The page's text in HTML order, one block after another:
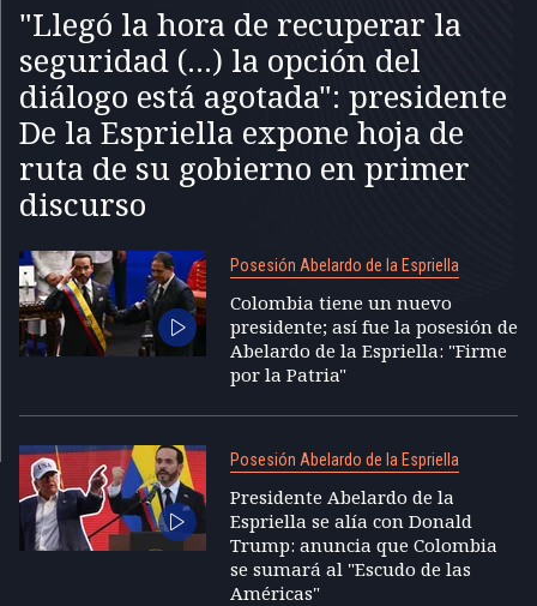
"Llegó la hora de recuperar la
seguridad (...) la opción del
diálogo está agotada": presidente
De la Espriella expone hoja de
ruta de su gobierno en primer
discurso
Posesión Abelardo de la Espriella
Colombia tiene un nuevo
presidente; así fue la posesión de
Abelardo de la Espriella: "Firme
por la Patria"
Posesión Abelardo de la Espriella
Presidente Abelardo de la
Espriella se alía con Donald
Trump: anuncia que Colombia
se sumará al "Escudo de las
Américas"